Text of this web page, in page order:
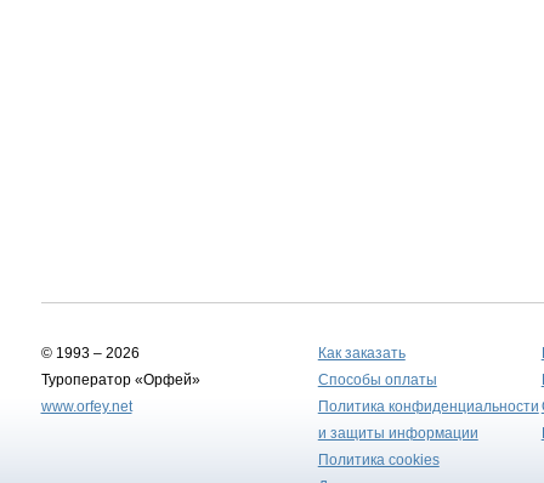
© 1993 – 2026
Туроператор «Орфей»
www.orfey.net
Как заказать
Способы оплаты
Политика конфиденциальности
и защиты информации
Политика cookies